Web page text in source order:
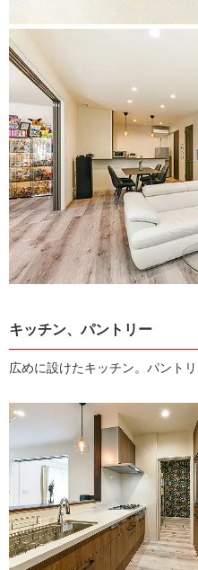
キッチン、パントリー
広めに設けたキッチン。パント